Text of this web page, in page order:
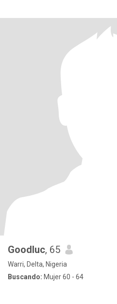
Goodluc, 65
Warri, Delta, Nigeria
Buscando: Mujer 60 - 64